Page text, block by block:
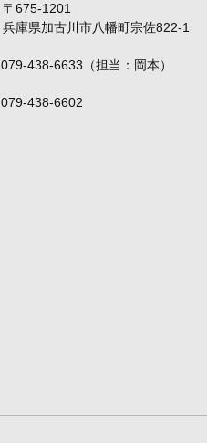
〒675-1201
兵庫県加古川市八幡町宗佐822-1
079-438-6633（担当：岡本）
079-438-6602